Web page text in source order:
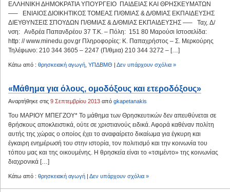
ΕΛΛΗΝΙΚΗ ΔΗΜΟΚΡΑΤΙΑ ΥΠΟΥΡΓΕΙΟ ΠΑΙΔΕΙΑΣ ΚΑΙ ΘΡΗΣΚΕΥΜΑΤΩΝ
—– ΕΝΙΑΙΟΣ ΔΙΟΙΚΗΤΙΚΟΣ ΤΟΜΕΑΣ Π/ΘΜΙΑΣ & Δ/ΘΜΙΑΣ ΕΚΠΑΙΔΕΥΣΗΣ
ΔΙΕΥΘΥΝΣΕΙΣ ΣΠΟΥΔΩΝ Π/ΘΜΙΑΣ & Δ/ΘΜΙΑΣ ΕΚΠΑΙΔΕΥΣΗΣ —– Ταχ. Δ/
νση: Ανδρέα Παπανδρέου 37 Τ.Κ. – Πόλη: 151 80 Μαρούσι Ιστοσελίδα:
http: // www.minedu.gov.gr Πληροφορίες: Κ. Παπαχρήστος – Σ. Μερκούρης
Τηλέφωνο: 210 344 3605 – 2247 (Π/θμια) 210 344 3272 – […]
Κάτω από : θρησκειακή αγωγή ΥΠΔΒΜΘ | Δεν υπάρχουν σχόλια »
«Μάθημα για όλους, ομοδόξους και ετεροδόξους»
Αναρτήθηκε στις 9 Σεπτεμβρίου 2013 από gkapetanakis
Του ΜΑΡΙΟΥ ΜΠΕΓΖΟΥ* Το μάθημα των Θρησκευτικών δεν απευθύνεται σε
θρήσκους αποκλειστικά, ούτε σε χριστιανούς ειδικά. Αφορά καθέναν πολίτη
αυτής της χώρας ο οποίος έχει το αναφαίρετο δικαίωμα για έγκυρη και
έγκαιρη ενημέρωσή του στην ιστορία, τον πολιτισμό και την κοινωνία του
τόπου μας και της οικουμένης. Η θρησκεία είναι το «τσιμέντο» της κοινωνίας
διαχρονικά […]
Κάτω από : θρησκειακή αγωγή | Δεν υπάρχουν σχόλια »